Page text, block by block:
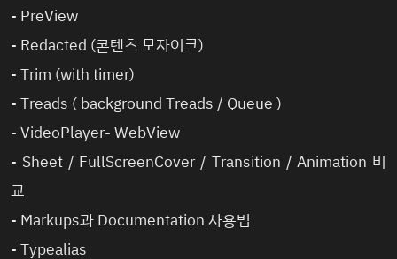
- PreView
- Redacted (콘텐츠 모자이크)
-Trim (with timer)
-Treads ( background Treads / Queue )
-VideoPlayer-WebView
- Sheet / FullScreenCover / Transition / Animation 비
교
- Markups과 Documentation 사용법
-Typealias